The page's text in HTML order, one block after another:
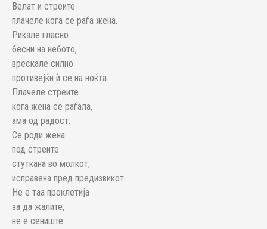
Велат и стреите
плачеле кога се раѓа жена.
Рикале гласно
бесни на небото,
врескале силно
противејќи ѝ се на ноќта.
Плачеле стреите
кога жена се раѓала,
ама од радост.
Се роди жена
под стреите
стуткана во молкот,
исправена пред предизвикот.
Не е таа проклетија
за да жалите,
не е сениште